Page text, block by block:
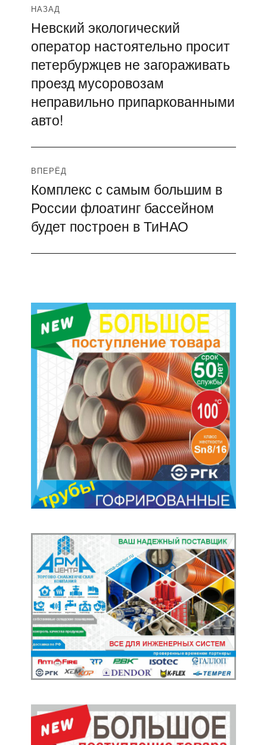
Навигация
по
записям
НАЗАД
Предыдущая
запись:
Невский экологический
оператор настоятельно просит
петербуржцев не загораживать
проезд мусоровозам
неправильно припаркованными
авто!
ВПЕРЁД
Следующая
запись:
Комплекс с самым большим в
России флоатинг бассейном
будет построен в ТиНАО